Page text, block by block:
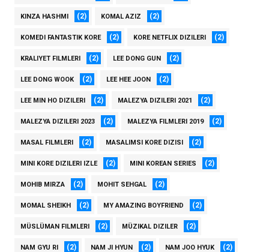
KINZA HASHMI (2) KOMAL AZIZ (2)
KOMEDI FANTASTIK KORE (2) KORE NETFLIX DIZILERI (2)
KRALIYET FILMLERI (2) LEE DONG GUN (2)
LEE DONG WOOK (2) LEE HEE JOON (2)
LEE MIN HO DIZILERI (2) MALEZYA DIZILERI 2021 (2)
MALEZYA DIZILERI 2023 (2) MALEZYA FILMLERI 2019 (2)
MASAL FILMLERI (2) MASALIMSI KORE DIZISI (2)
MINI KORE DIZILERI IZLE (2) MINI KOREAN SERIES (2)
MOHIB MIRZA (2) MOHIT SEHGAL (2)
MOMAL SHEIKH (2) MY AMAZING BOYFRIEND (2)
MÜSLÜMAN FILMLERI (2) MÜZIKAL DIZILER (2)
NAM GYU RI (2) NAM JI HYUN (2) NAM JOO HYUK (2)